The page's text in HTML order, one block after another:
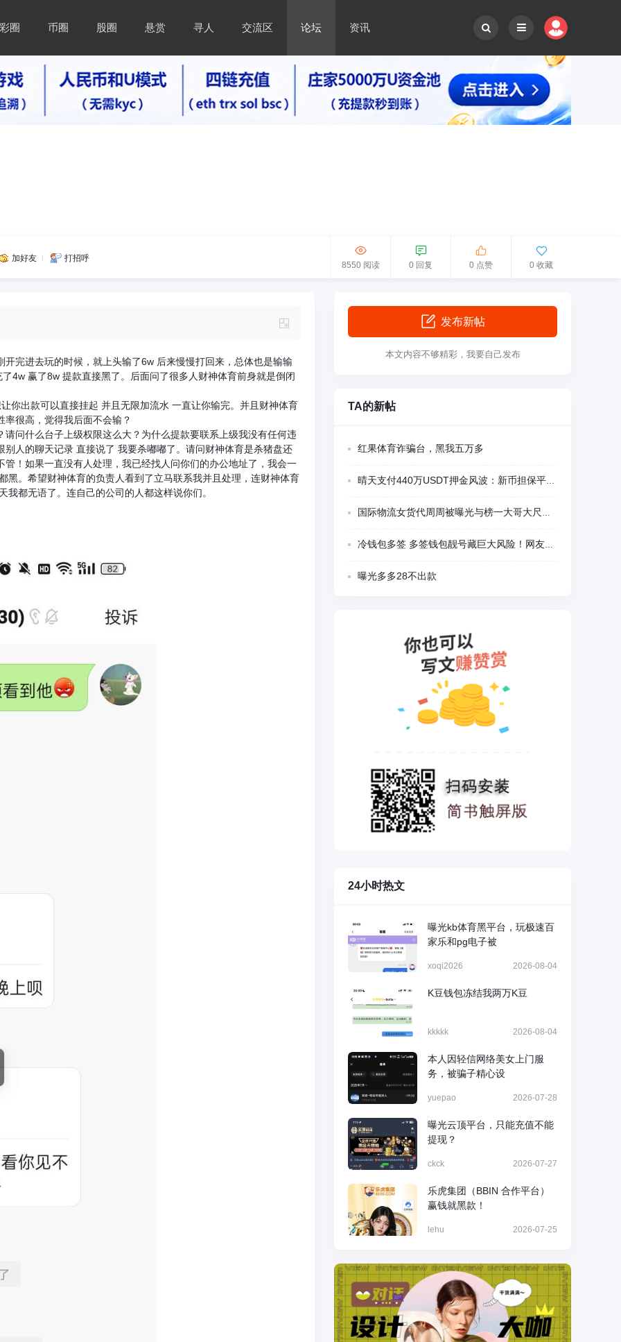
彩圈 币圈 股圈 悬赏 寻人 交流区 论坛 资讯
加好友 打招呼
8550 阅读 0 回复 0 点赞 0 收藏
完进去玩的时候，就上头输了6w 后来慢慢打回来，总体也是输输
4w 赢了8w 提款直接黑了。后面问了很多人财神体育前身就是倒闭
你出款可以直接挂起 并且无限加流水 一直让你输完。并且财神体育
很高，觉得我后面不会输？
问什么台子上级权限这么大？为什么提款要联系上级我没有任何违
人的聊天记录 直接说了 我要杀嘟嘟了。请问财神体育是杀猪盘还
！如果一直没有人处理，我已经找人问你们的办公地址了，我会一
黑。希望财神体育的负责人看到了立马联系我并且处理，连财神体育
都无语了。连自己的公司的人都这样说你们。
发布新帖
本文内容不够精彩，我要自己发布
TA的新帖
红果体育诈骗台，黑我五万多
晴天支付440万USDT押金风波：新币担保平台多项异常被集中质疑
国际物流女货代周周被曝光与榜一大哥大尺度视频聊天
冷钱包多签 多签钱包靓号藏巨大风险！网友千U刚转入瞬间被盗 卖家留后门精准蹲守
曝光多多28不出款
24小时热文
曝光kb体育黑平台，玩极速百
家乐和pg电子被
xoqi2026 2026-08-04
K豆钱包冻结我两万K豆
kkkkk 2026-08-04
本人因轻信网络美女上门服
务，被骗子精心设
yuepao 2026-07-28
曝光云顶平台，只能充值不能
提现？
ckck 2026-07-27
乐虎集团（BBIN 合作平台）
赢钱就黑款！
lehu 2026-07-25